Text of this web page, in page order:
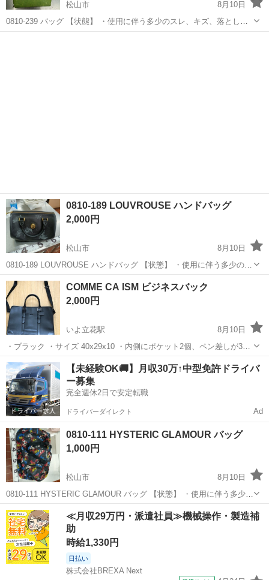
松山市
8月10日
0810-239 バッグ 【状態】 ・使用に伴う多少のスレ、キズ、落としき
れない汚れなどございます ・詳細は現地でご確認ください ・お値引き
0810-189 LOUVROUSE ハンドバッグ
2,000円
松山市
8月10日
0810-189 LOUVROUSE ハンドバッグ 【状態】 ・使用に伴う多少のス
レ、キズ、落としきれない汚れなどございます ・詳細は現地でご確認
ください ・お値引きは出来かねますのでご了承願います ※中古...
愛媛 松山市
COMME CA ISM ビジネスバック
2,000円
いよ立花駅
8月10日
・ブラック ・サイズ 40x29x10 ・内側にポケット2個、ペン差しが3本
あります。 ・3枚目の写真に写ってる傷があります。
愛媛 松山市 いよ立花駅 バッグ ISM
【未経験OK🚚】月収30万↑中型免許ドライバ
ー募集
完全週休2日で安定転職
ドライバーダイレクト Ad
0810-111 HYSTERIC GLAMOUR バッグ
1,000円
松山市
8月10日
0810-111 HYSTERIC GLAMOUR バッグ 【状態】 ・使用に伴う多少の
スレ、キズ、落としきれない汚れなどございます ・詳細は現地でご確
認ください ・お値引きは出来かねますのでご了承願います ...
愛媛 松山市 バッグ 現地
≪月収29万円・派遣社員≫機械操作・製造補
助
時給1,330円
日払い
株式会社BREXA Next